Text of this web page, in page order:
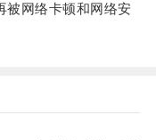
被网络卡顿和网络安